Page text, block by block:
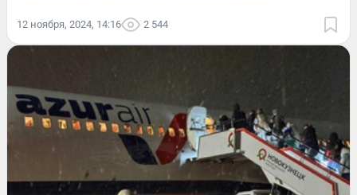
12 ноября, 2024, 14:16 2 544